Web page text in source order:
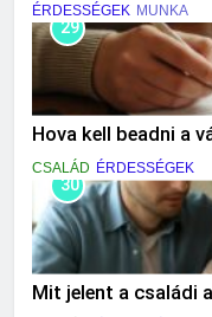
ÉRDESSÉGEK MUNKA
29
Hova kell beadni a
CSALÁD ÉRDESSÉGEK
30
Mit jelent a családi